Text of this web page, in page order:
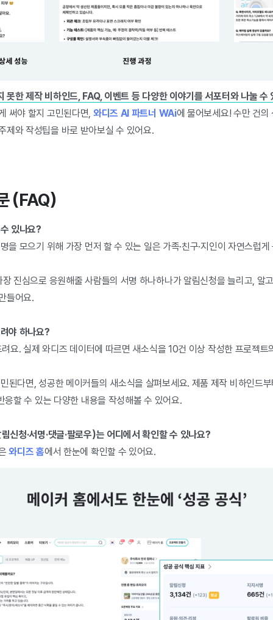
못한 제작 비하인드, FAQ, 이벤트 등 다양한 이야기를 서포터와 나눌 수
써야 할지 고민된다면, 와디즈 AI 파트너 WAi에 물어보세요! 수만 건의
제와 작성팁을 바로 받아보실 수 있어요.
(FAQ)
있나요?
을 모으기 위해 가장 먼저 할 수 있는 일은 가족·친구·지인이 자연스럽
진심으로 응원해줄 사람들의 서명 하나하나가 알림신청을 늘리고, 알
들어요.
야 하나요?
요. 실제 와디즈 데이터에 따르면 새소식을 10건 이상 작성한 프로젝
된다면, 성공한 메이커들의 새소식을 살펴보세요. 제품 제작 비하인드
응할 수 있는 다양한 내용을 작성해볼 수 있어요.
신청·서명·댓글·팔로우)는 어디에서 확인할 수 있나요?
와디즈 홈에서 한눈에 확인할 수 있어요.